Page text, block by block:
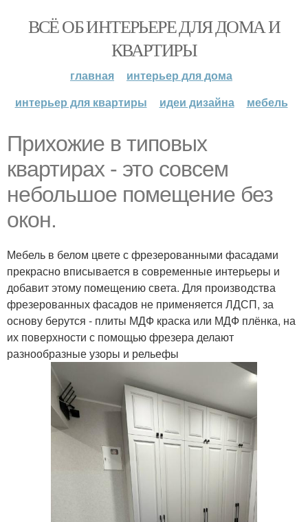
ВСЁ ОБ ИНТЕРЬЕРЕ ДЛЯ ДОМА И
КВАРТИРЫ
главная
интерьер для дома
интерьер для квартиры
идеи дизайна мебель
Прихожие в типовых
квартирах - это совсем
небольшое помещение без
окон.
Мебель в белом цвете с фрезерованными фасадами
прекрасно вписывается в современные интерьеры и
добавит этому помещению света. Для производства
фрезерованных фасадов не применяется ЛДСП, за
основу берутся - плиты МДФ краска или МДФ плёнка, на
их поверхности с помощью фрезера делают
разнообразные узоры и рельефы